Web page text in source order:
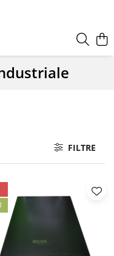
FILTRE